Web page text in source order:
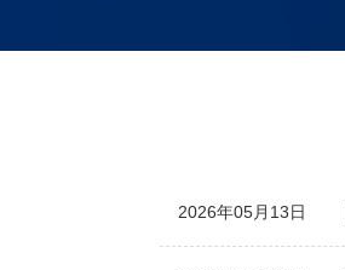
2026年05月13日